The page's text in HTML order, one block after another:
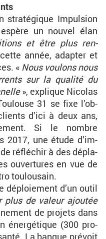
stra­té­gique Im­pul­sion
un nou­vel élan
et être plus ren­
année, adap­ter et
« Nous vou­lons nous
sur la qua­lité du
», ex­plique Ni­co­las
31 se fixe l’ob­
d’ici à deux ans,
Si le nombre
2017, une étude d’im­
ré­flé­chir à des dé­pla­
ou­ver­tures en vue de
tou­lou­sain.
dé­ploie­ment d’un outil
plus de va­leur ajou­tée
de pro­jets dans
éner­gé­tique (300 pro­
La banque pré­voit